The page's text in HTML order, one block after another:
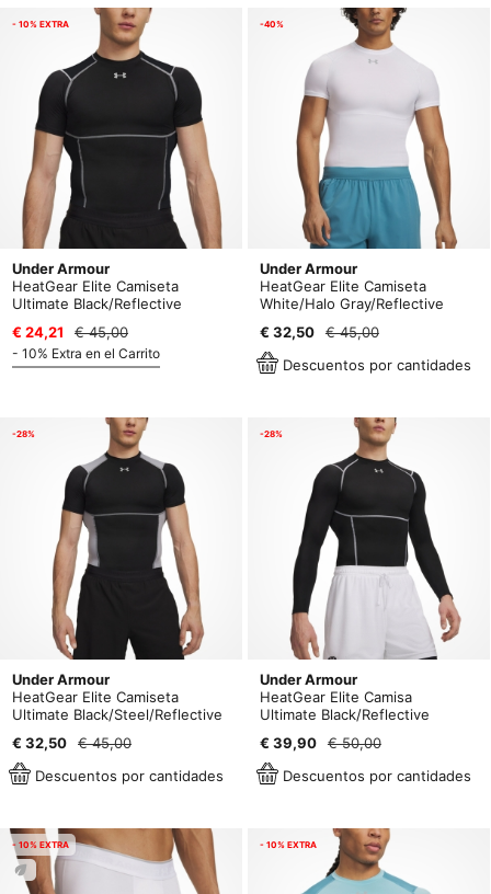
- 10% EXTRA
Under Armour
HeatGear Elite Camiseta
Ultimate Black/Reflective
€ 24,21
€ 45,00
- 10% Extra en el Carrito
-40%
Under Armour
HeatGear Elite Camiseta
White/Halo Gray/Reflective
€ 32,50
€ 45,00
Descuentos por cantidades
-28%
Under Armour
HeatGear Elite Camiseta
Ultimate Black/Steel/Reflective
€ 32,50
€ 45,00
Descuentos por cantidades
-28%
Under Armour
HeatGear Elite Camisa
Ultimate Black/Reflective
€ 39,90
€ 50,00
Descuentos por cantidades
- 10% EXTRA - 10% EXTRA